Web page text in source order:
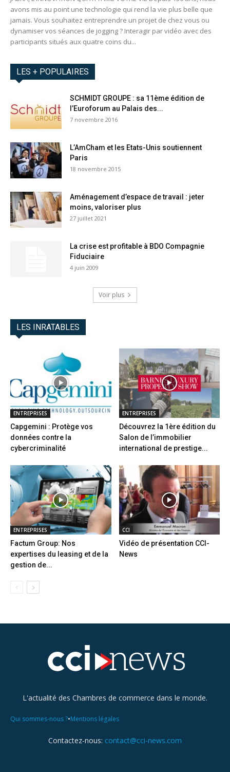
avons mis au point une technologie qui rend la vie plus belle que
jamais. Vous souhaitez entreprendre un projet de chez vous ou
dynamiser vos séances de jogging ? Interagir par vidéo avec des
participants situés aux quatre coins du...
LES + POPULAIRES
SCHMIDT GROUPE : sa 11ème édition de
l’Euroforum au Palais des...
7 novembre 2016
L’AmCham et les Etats-Unis soutiennent
Paris
18 novembre 2015
Aménagement d’espace de travail : jeter
moins, valoriser plus
27 juillet 2021
La crise est profitable à BDO Compagnie
Fiduciaire
4 juin 2009
Voir plus
LES INRATABLES
ENTREPRISES
Capgemini : Protège vos
données contre la
cybercriminalité
ENTREPRISES
Découvrez la 1ère édition du
Salon de l’immobilier
international de prestige...
ENTREPRISES
Factum Group: Nos
expertises du leasing et de la
gestion de...
CCI
Vidéo de présentation CCI-
News
L'actualité des Chambres de commerce dans le monde.
Qui sommes-nous ?•Mentions légales
Contactez-nous: contact@cci-news.com